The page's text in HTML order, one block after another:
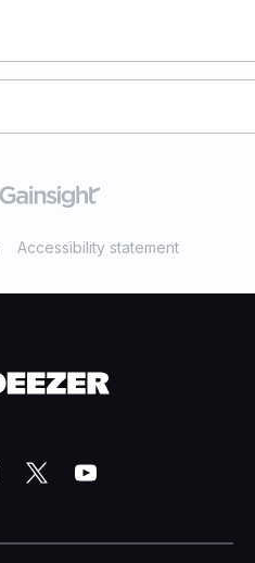
Accessibility statement